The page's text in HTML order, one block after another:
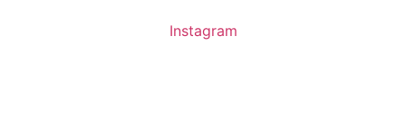
Instagram